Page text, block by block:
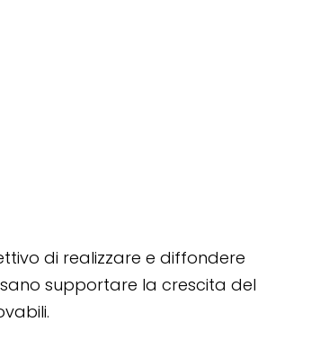
di realizzare e diffondere
supportare la crescita del